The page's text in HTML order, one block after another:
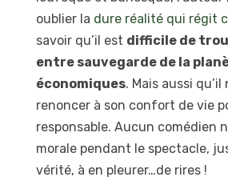
oublier la dure réalité qui régit
savoir qu’il est difficile de
entre sauvegarde de la
économiques. Mais aussi qu’il
renoncer à son confort de vie
responsable. Aucun comédien
morale pendant le spectacle,
vérité, à en pleurer…de rires !